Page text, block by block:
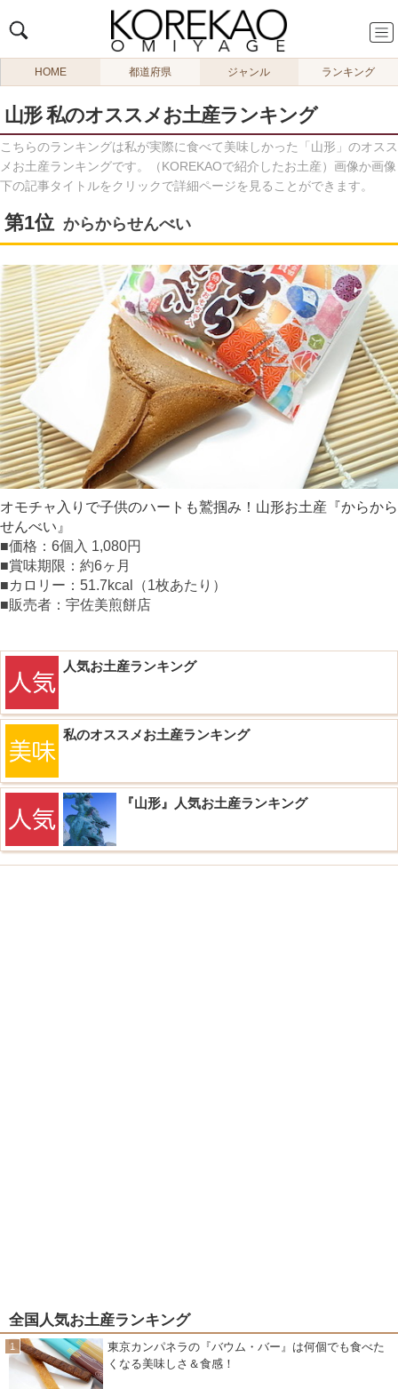
HOME 都道府県 ジャンル ランキング
山形 私のオススメお土産ランキング
こちらのランキングは私が実際に食べて美味しかった「山形」のオスス
メお土産ランキングです。（KOREKAOで紹介したお土産）画像か画像
下の記事タイトルをクリックで詳細ページを見ることができます。
からからせんべい
オモチャ入りで子供のハートも鷲掴み！山形お土産『からから
せんべい』
■価格：6個入 1,080円
■賞味期限：約6ヶ月
■カロリー：51.7kcal（1枚あたり）
■販売者：宇佐美煎餅店
人気お土産ランキング
私のオススメお土産ランキング
『山形』人気お土産ランキング
全国人気お土産ランキング
東京カンパネラの『バウム・バー』は何個でも食べた
くなる美味しさ＆食感！